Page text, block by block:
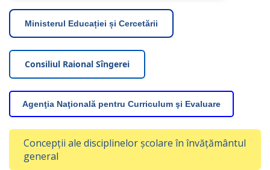
Ministerul Educației și Cercetării
Consiliul Raional Sîngerei
Agenţia Naţională pentru Curriculum şi Evaluare
Concepții ale disciplinelor școlare în învățământul
general